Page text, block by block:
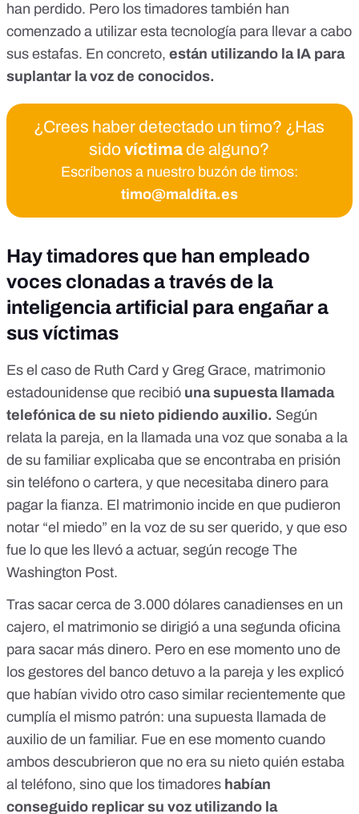
han perdido. Pero los timadores también han
comenzado a utilizar esta tecnología para llevar a cabo
sus estafas. En concreto, están utilizando la IA para
suplantar la voz de conocidos.
¿Crees haber detectado un timo? ¿Has
sidovíctimade alguno?
Escríbenos a nuestro buzón de timos:
timo@maldita.es
Hay timadores que han empleado
voces clonadas a través de la
inteligencia artificial para engañar a
sus víctimas
Es el caso de Ruth Card y Greg Grace, matrimonio
estadounidense que recibió una supuesta llamada
telefónica de su nieto pidiendo auxilio. Según
relata la pareja, en la llamada una voz que sonaba a la
de su familiar explicaba que se encontraba en prisión
sin teléfono o cartera, y que necesitaba dinero para
pagar la fianza. El matrimonio incide en que pudieron
notar “el miedo” en la voz de su ser querido, y que eso
fue lo que les llevó a actuar, según recoge The
Washington Post.
Tras sacar cerca de 3.000 dólares canadienses en un
cajero, el matrimonio se dirigió a una segunda oficina
para sacar más dinero. Pero en ese momento uno de
los gestores del banco detuvo a la pareja y les explicó
que habían vivido otro caso similar recientemente que
cumplía el mismo patrón: una supuesta llamada de
auxilio de un familiar. Fue en ese momento cuando
ambos descubrieron que no era su nieto quién estaba
al teléfono, sino que los timadores habían
conseguido replicar su voz utilizando la